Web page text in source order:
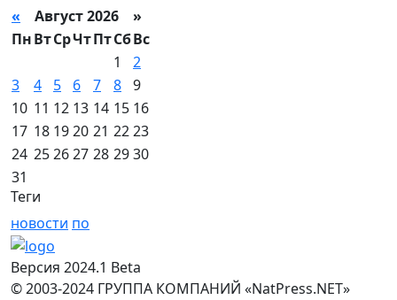
« Август 2026 »
ПнВтСрЧтПтСбВс
1
2
3
4 5 6 7 8 9
10 11 12 13 14 15 16
17 18 1920 21 2223
24 252627 28 2930
31
Теги
новости по
Версия 2024.1 Beta
© 2003-2024 ГРУППА КОМПАНИЙ «NatPress.NET»